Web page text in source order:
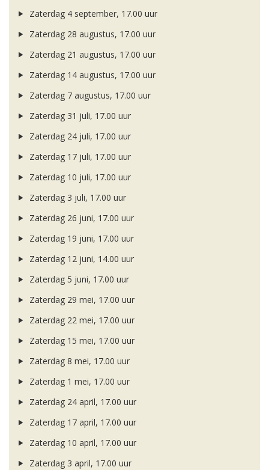
Zaterdag 4 september, 17.00 uur
Zaterdag 28 augustus, 17.00 uur
Zaterdag 21 augustus, 17.00 uur
Zaterdag 14 augustus, 17.00 uur
Zaterdag 7 augustus, 17.00 uur
Zaterdag 31 juli, 17.00 uur
Zaterdag 24 juli, 17.00 uur
Zaterdag 17 juli, 17.00 uur
Zaterdag 10 juli, 17.00 uur
Zaterdag 3 juli, 17.00 uur
Zaterdag 26 juni, 17.00 uur
Zaterdag 19 juni, 17.00 uur
Zaterdag 12 juni, 14.00 uur
Zaterdag 5 juni, 17.00 uur
Zaterdag 29 mei, 17.00 uur
Zaterdag 22 mei, 17.00 uur
Zaterdag 15 mei, 17.00 uur
Zaterdag 8 mei, 17.00 uur
Zaterdag 1 mei, 17.00 uur
Zaterdag 24 april, 17.00 uur
Zaterdag 17 april, 17.00 uur
Zaterdag 10 april, 17.00 uur
Zaterdag 3 april, 17.00 uur